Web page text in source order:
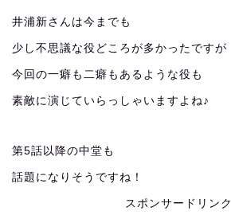
井浦新さんは今までも
少し不思議な役どころが多かったですが
今回の一癖も二癖もあるような役も
素敵に演じていらっしゃいますよね♪
第5話以降の中堂も
話題になりそうですね！
スポンサードリンク